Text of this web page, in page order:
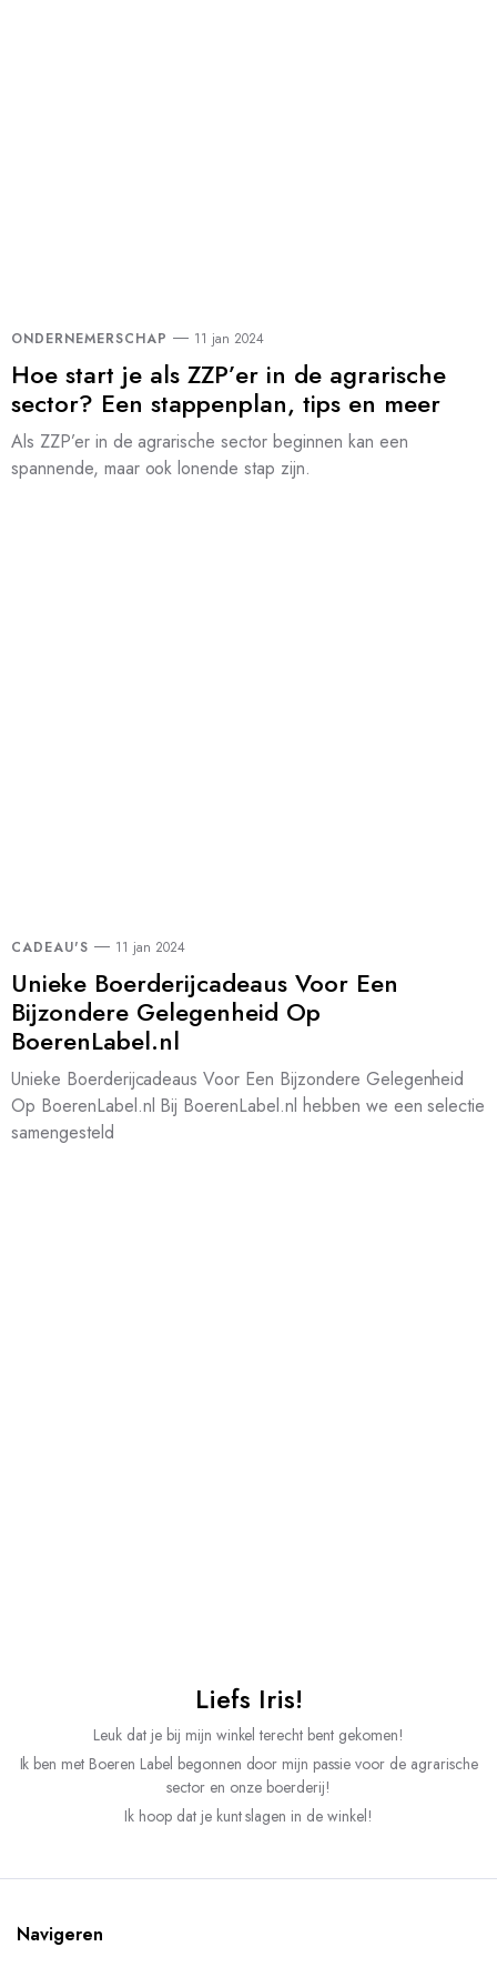
ONDERNEMERSCHAP 11 jan 2024
Hoe start je als ZZP’er in de agrarische
sector? Een stappenplan, tips en meer
Als ZZP’er in de agrarische sector beginnen kan een
spannende, maar ook lonende stap zijn.
CADEAU'S 11 jan 2024
Unieke Boerderijcadeaus Voor Een
Bijzondere Gelegenheid Op
BoerenLabel.nl
Unieke Boerderijcadeaus Voor Een Bijzondere Gelegenheid
Op BoerenLabel.nl Bij BoerenLabel.nl hebben we een selectie
samengesteld
Liefs Iris!
Leuk dat je bij mijn winkel terecht bent gekomen!
Ik ben met Boeren Label begonnen door mijn passie voor de agrarische
sector en onze boerderij!
Ik hoop dat je kunt slagen in de winkel!
Navigeren